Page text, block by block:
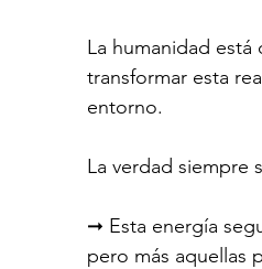
La humanidad
transformar esta
entorno.
La verdad siempre
➞ Esta energía
pero más aquellas